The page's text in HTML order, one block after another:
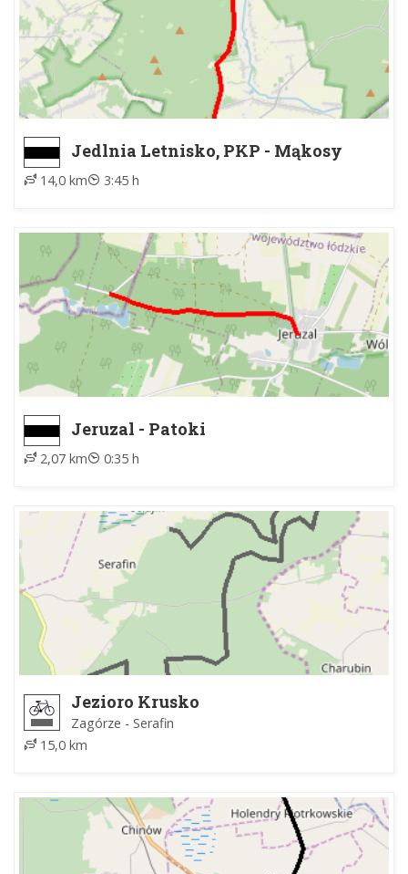
Jedlnia Letnisko, PKP - Mąkosy
14,0 km 3:45 h
Jeruzal - Patoki
2,07 km 0:35 h
Jezioro Krusko
Zagórze - Serafin
15,0 km